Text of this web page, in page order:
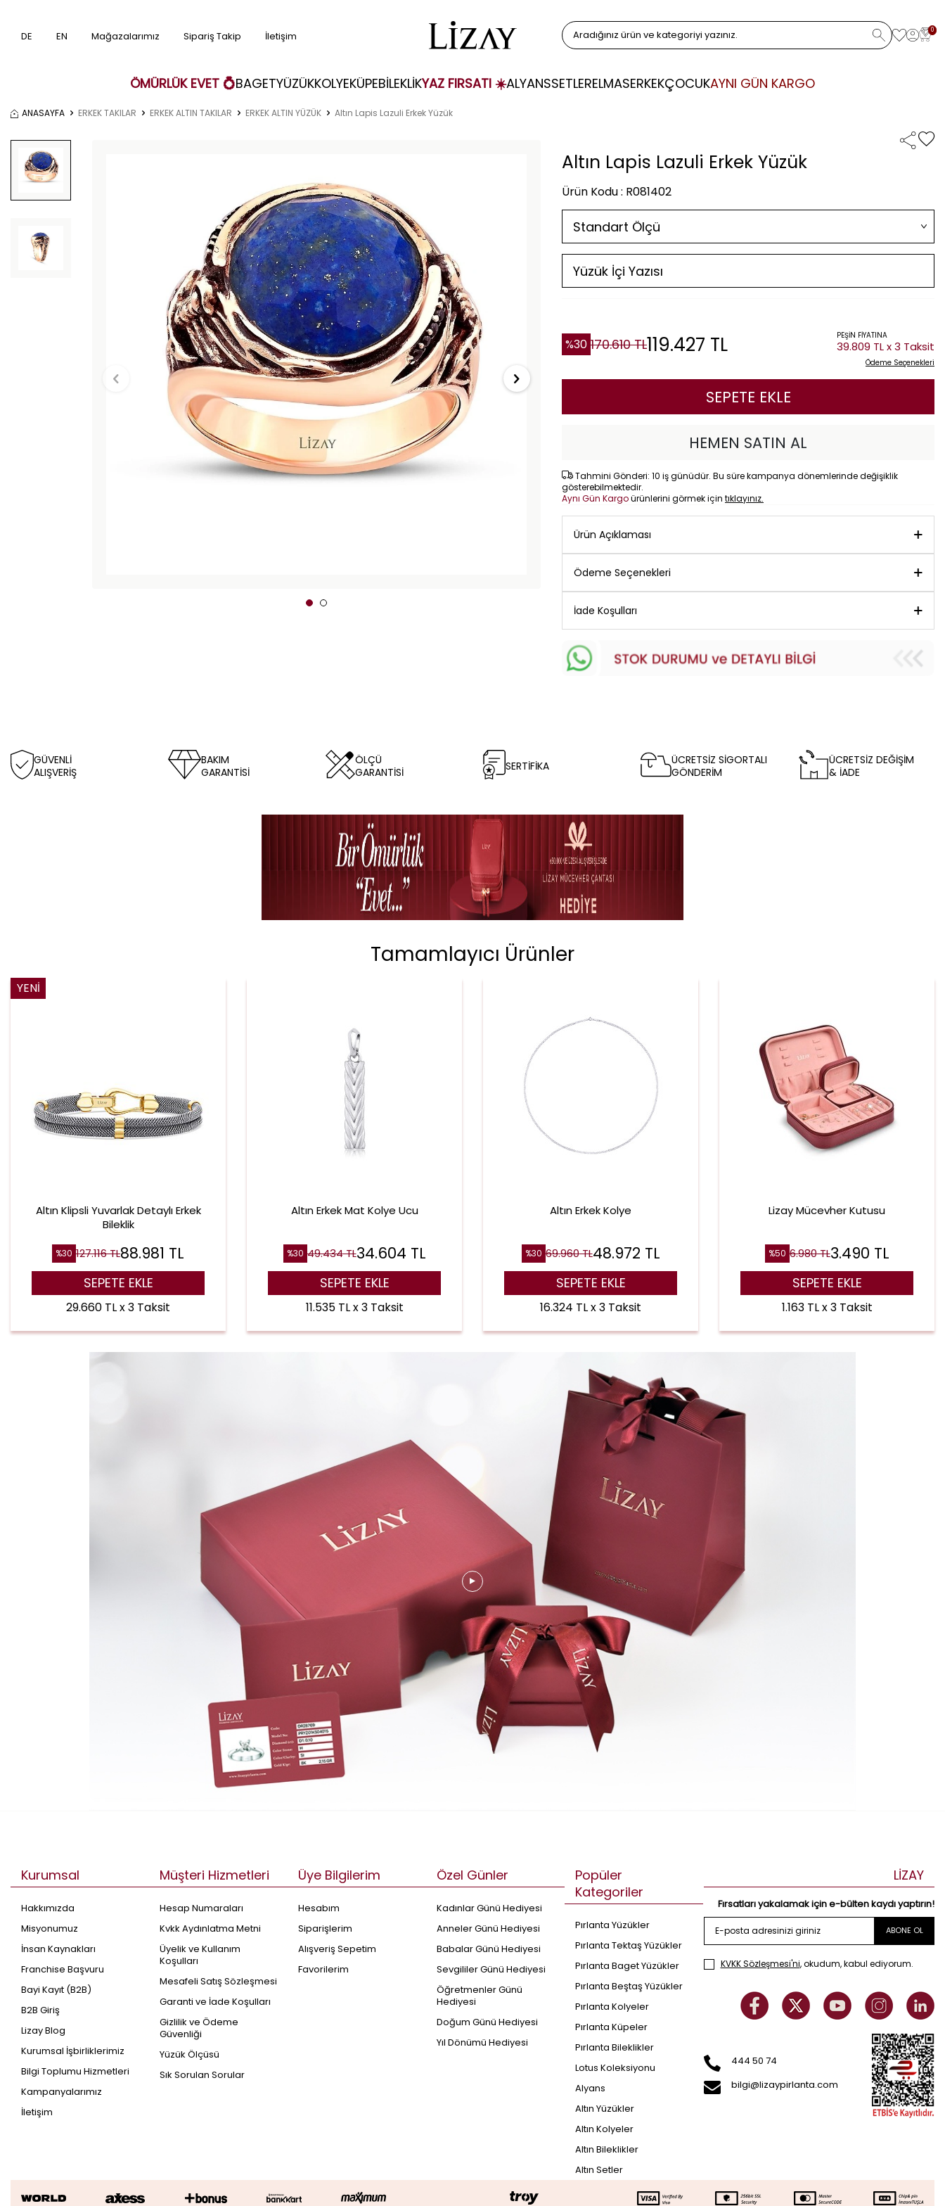
DE EN Mağazalarımız Sipariş Takip İletişim 0
ÖMÜRLÜK EVET 💍BAGETYÜZÜKKOLYEKÜPEBİLEKLİKYAZ FIRSATI ☀️ALYANSSETLERELMASERKEKÇOCUKAYNI GÜN KARGO
ANASAYFA ERKEK TAKILAR ERKEK ALTIN TAKILAR ERKEK ALTIN YÜZÜK Altın Lapis Lazuli Erkek Yüzük
Altın Lapis Lazuli Erkek Yüzük
Ürün Kodu : R081402
%30 170.610TL119.427 TL PEŞİN FİYATINA
39.809 TL x 3 Taksit
Ödeme Seçenekleri
SEPETE EKLE
HEMEN SATIN AL
Tahmini Gönderi: 10 iş günüdür. Bu süre kampanya dönemlerinde değişiklik
gösterebilmektedir.
Aynı Gün Kargoürünlerini görmek için tıklayınız.
Ürün Açıklaması
Ödeme Seçenekleri
İade Koşulları
GÜVENLİ
ALIŞVERİŞ
BAKIM
GARANTİSİ
ÖLÇÜ
GARANTİSİ
SERTİFİKA
ÜCRETSİZ SİGORTALI
GÖNDERİM
ÜCRETSİZ DEĞİŞİM
& İADE
Tamamlayıcı Ürünler
YENI
Altın Klipsli Yuvarlak Detaylı Erkek
Bileklik
%30 127.116TL88.981 TL
SEPETE EKLE
29.660 TL x 3 Taksit
Altın Erkek Mat Kolye Ucu
%30 49.434TL34.604 TL
SEPETE EKLE
11.535 TL x 3 Taksit
Altın Erkek Kolye
%30 69.960TL48.972 TL
SEPETE EKLE
16.324 TL x 3 Taksit
Lizay Mücevher Kutusu
%50 6.980TL3.490 TL
SEPETE EKLE
1.163 TL x 3 Taksit
Kurumsal
Hakkımızda
Misyonumuz
İnsan Kaynakları
Franchise Başvuru
Bayi Kayıt (B2B)
B2B Giriş
Lizay Blog
Kurumsal İşbirliklerimiz
Bilgi Toplumu Hizmetleri
Kampanyalarımız
İletişim
Müşteri Hizmetleri
Hesap Numaraları
Kvkk Aydınlatma Metni
Üyelik ve Kullanım
Koşulları
Mesafeli Satış Sözleşmesi
Garanti ve İade Koşulları
Gizlilik ve Ödeme
Güvenliği
Yüzük Ölçüsü
Sık Sorulan Sorular
Üye Bilgilerim
Hesabım
Siparişlerim
Alışveriş Sepetim
Favorilerim
Özel Günler
Kadınlar Günü Hediyesi
Anneler Günü Hediyesi
Babalar Günü Hediyesi
Sevgililer Günü Hediyesi
Öğretmenler Günü
Hediyesi
Doğum Günü Hediyesi
Yıl Dönümü Hediyesi
Popüler
Kategoriler
Pırlanta Yüzükler
Pırlanta Tektaş Yüzükler
Pırlanta Baget Yüzükler
Pırlanta Beştaş Yüzükler
Pırlanta Kolyeler
Pırlanta Küpeler
Pırlanta Bileklikler
Lotus Koleksiyonu
Alyans
Altın Yüzükler
Altın Kolyeler
Altın Bileklikler
Altın Setler
LİZAY
Fırsatları yakalamak için e-bülten kaydı yaptırın!
ABONE OL
KVKK Sözleşmesi'ni, okudum, kabul ediyorum.
444 50 74
bilgi@lizaypirlanta.com